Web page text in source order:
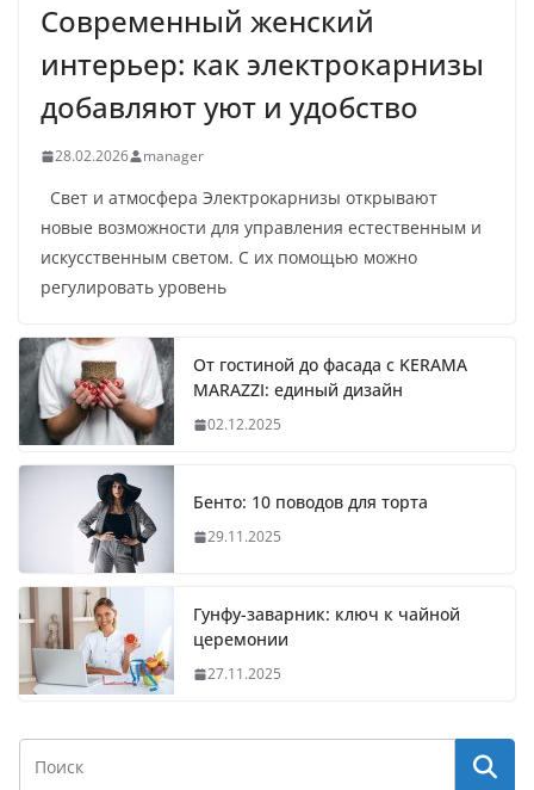
Современный женский
интерьер: как электрокарнизы
добавляют уют и удобство
28.02.2026 manager
Свет и атмосфера Электрокарнизы открывают
новые возможности для управления естественным и
искусственным светом. С их помощью можно
регулировать уровень
От гостиной до фасада с KERAMA
MARAZZI: единый дизайн
02.12.2025
Бенто: 10 поводов для торта
29.11.2025
Гунфу-заварник: ключ к чайной
церемонии
27.11.2025